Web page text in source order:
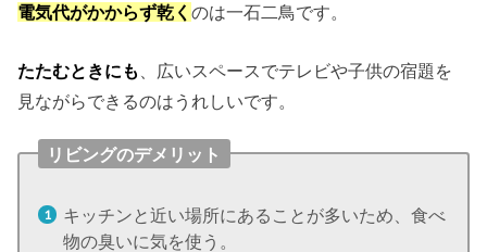
電気代がかからず乾くのは一石二鳥です。
たたむときにも
、広いスペースでテレビや子供の宿題を
見ながらできるのはうれしいです。
リビングのデメリット
キッチンと近い場所にあることが多いため、食べ
物の臭いに気を使う。